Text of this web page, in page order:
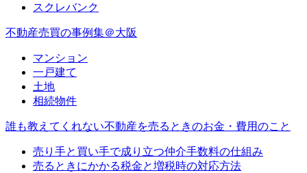
スクレバンク
不動産売買の事例集＠大阪
マンション
一戸建て
土地
相続物件
誰も教えてくれない不動産を売るときのお金・費用のこと
売り手と買い手で成り立つ仲介手数料の仕組み
売るときにかかる税金と増税時の対応方法